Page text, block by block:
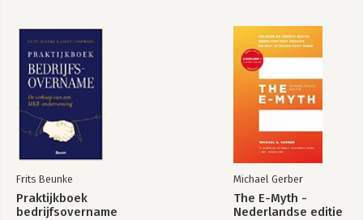
Frits Beunke
Praktijkboek
bedrijfsovername
Michael Gerber
The E-Myth -
Nederlandse editie